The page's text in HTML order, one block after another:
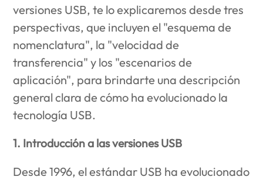
versiones USB, te lo explicaremos desde tres
perspectivas, que incluyen el "esquema de
nomenclatura", la "velocidad de
transferencia" y los "escenarios de
aplicación", para brindarte una descripción
general clara de cómo ha evolucionado la
tecnología USB.
1. Introducción a las versiones USB
Desde 1996, el estándar USB ha evolucionado